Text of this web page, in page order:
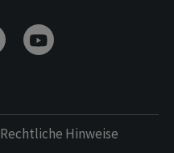
Rechtliche Hinweise